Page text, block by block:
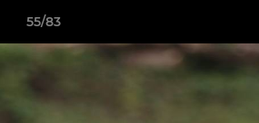
55/83